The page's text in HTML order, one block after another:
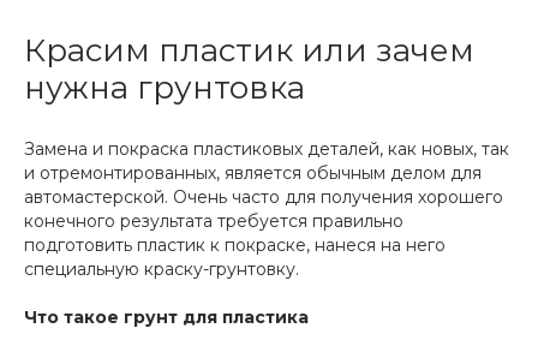
Красим пластик или зачем
нужна грунтовка
Замена и покраска пластиковых деталей, как новых, так
и отремонтированных, является обычным делом для
автомастерской. Очень часто для получения хорошего
конечного результата требуется правильно
подготовить пластик к покраске, нанеся на него
специальную краску-грунтовку.
Что такое грунт для пластика